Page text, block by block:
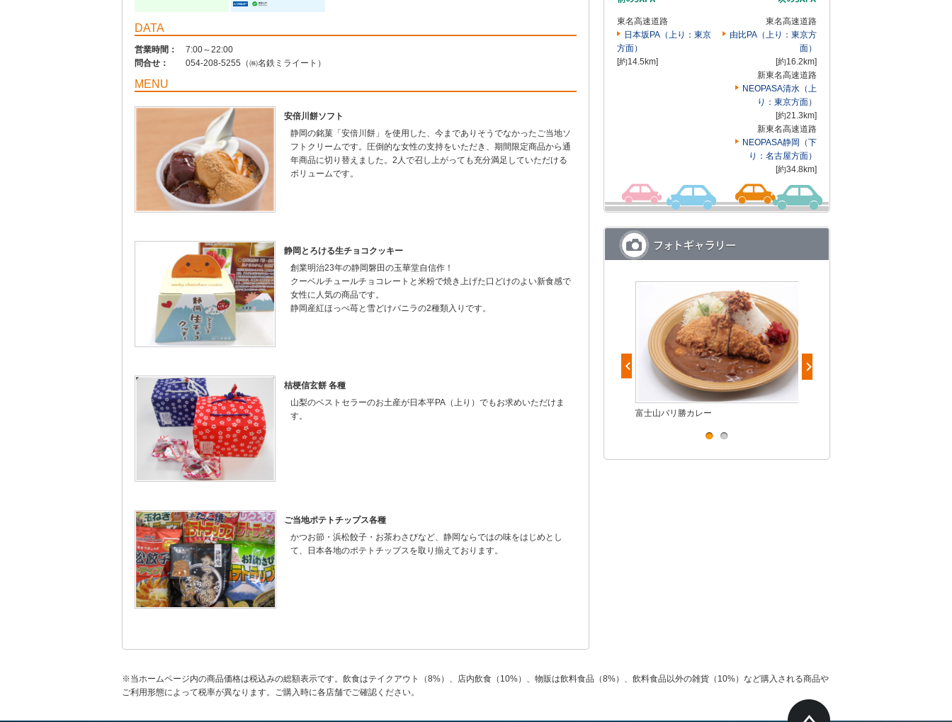
DATA
営業時間：
7:00～22:00
問合せ：
054-208-5255（㈱名鉄ミライート）
MENU
安倍川餅ソフト
静岡の銘菓「安倍川餅」を使用した、今までありそうでなかったご当地ソ
フトクリームです。圧倒的な女性の支持をいただき、期間限定商品から通
年商品に切り替えました。2人で召し上がっても充分満足していただける
ボリュームです。
静岡とろける生チョコクッキー
創業明治23年の静岡磐田の玉華堂自信作！
クーベルチュールチョコレートと米粉で焼き上げた口どけのよい新食感で
女性に人気の商品です。
静岡産紅ほっぺ苺と雪どけバニラの2種類入りです。
桔梗信玄餅 各種
山梨のベストセラーのお土産が日本平PA（上り）でもお求めいただけま
す。
ご当地ポテトチップス各種
かつお節・浜松餃子・お茶わさびなど、静岡ならではの味をはじめとし
て、日本各地のポテトチップスを取り揃えております。
東名高速道路
日本坂PA（上り：東京
方面）
[約14.5km]
東名高速道路
由比PA（上り：東京方
面）
[約16.2km]
新東名高速道路
NEOPASA清水（上
り：東京方面）
[約21.3km]
新東名高速道路
NEOPASA静岡（下
り：名古屋方面）
[約34.8km]
富士山バリ勝カレー
※当ホームページ内の商品価格は税込みの総額表示です。飲食はテイクアウト（8%）、店内飲食（10%）、物販は飲料食品（8%）、飲料食品以外の雑貨（10%）など購入される商品や
ご利用形態によって税率が異なります。ご購入時に各店舗でご確認ください。